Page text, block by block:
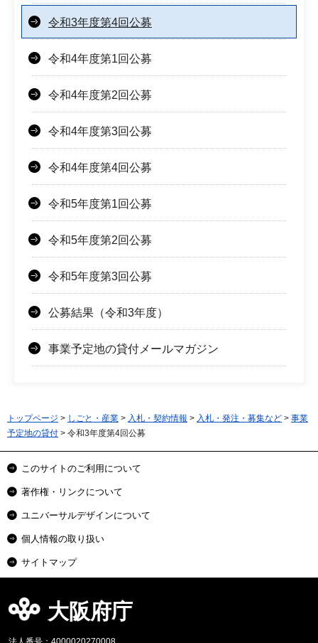
令和3年度第4回公募
令和4年度第1回公募
令和4年度第2回公募
令和4年度第3回公募
令和4年度第4回公募
令和5年度第1回公募
令和5年度第2回公募
令和5年度第3回公募
公募結果（令和3年度）
事業予定地の貸付メールマガジン
トップページ > しごと・産業 > 入札・契約情報 > 入札・発注・募集など > 事業
予定地の貸付 > 令和3年度第4回公募
このサイトのご利用について
著作権・リンクについて
ユニバーサルデザインについて
個人情報の取り扱い
サイトマップ
大阪府庁